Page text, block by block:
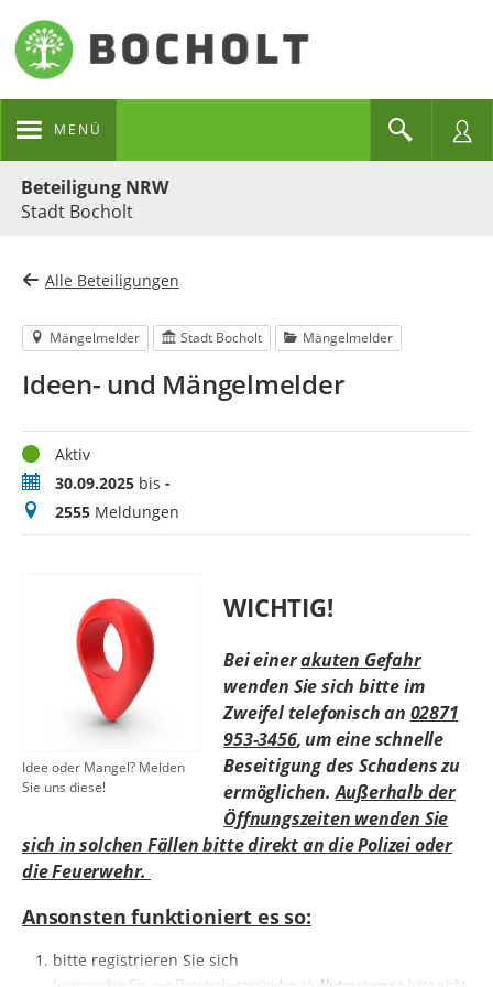
MENÜ
Beteiligung NRW
Stadt Bocholt
Alle Beteiligungen
Mängelmelder Stadt Bocholt Mängelmelder
Ideen- und Mängelmelder
StatusAktiv
Zeitraum30.09.2025 bis -
Meldungen
2555 Meldungen
Idee oder Mangel? Melden
Sie uns diese!
WICHTIG!
Bei einerakuten Gefahr
wenden Sie sich bitte im
Zweifel telefonisch an 02871
953-3456, um eine schnelle
Beseitigung des Schadens zu
ermöglichen.Außerhalb der
Öffnungszeiten wenden Sie
sich in solchen Fällen bitte direkt an die Polizei oder
die Feuerwehr.
Ansonsten funktioniert es so:
bitte registrieren Sie sich